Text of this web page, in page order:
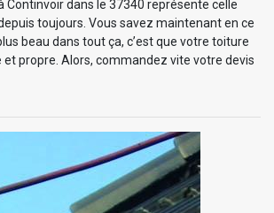
Continvoir dans le 37340 représente celle
toujours. Vous savez maintenant en ce
beau dans tout ça, c’est que votre toiture
propre. Alors, commandez vite votre devis